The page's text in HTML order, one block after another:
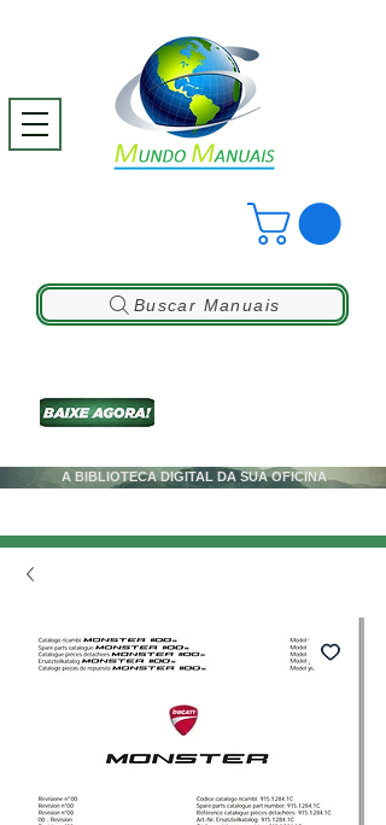
A BIBLIOTECA DIGITAL DA SUA OFICINA
Buscar Manuais